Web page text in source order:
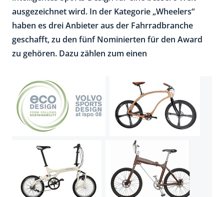
ausgezeichnet wird. In der Kategorie „Wheelers“
haben es drei Anbieter aus der Fahrradbranche
geschafft, zu den fünf Nominierten für den Award
zu gehören. Dazu zählen zum einen